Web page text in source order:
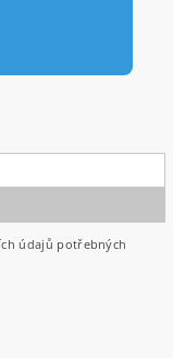
údajů potřebných